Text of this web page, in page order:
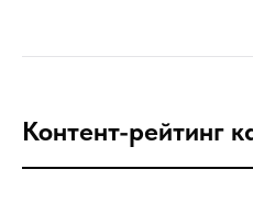
Контент-рейтинг